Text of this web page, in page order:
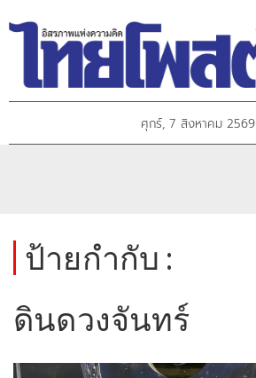
ศุกร์, 7 สิงหาคม 2569
ป้ายกำกับ :
ดินดวงจันทร์